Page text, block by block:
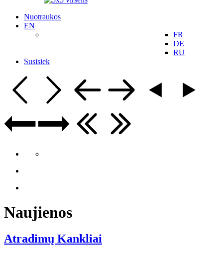
Nuotraukos
EN
FR
DE
RU
Susisiek
Naujienos
Atradimų Kankliai